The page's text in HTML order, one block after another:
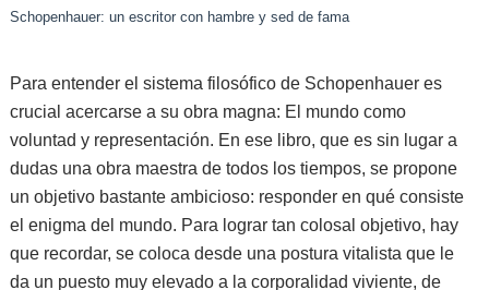
Schopenhauer: un escritor con hambre y sed de fama
Para entender el sistema filosófico de Schopenhauer es
crucial acercarse a su obra magna: El mundo como
voluntad y representación. En ese libro, que es sin lugar a
dudas una obra maestra de todos los tiempos, se propone
un objetivo bastante ambicioso: responder en qué consiste
el enigma del mundo. Para lograr tan colosal objetivo, hay
que recordar, se coloca desde una postura vitalista que le
da un puesto muy elevado a la corporalidad viviente, de